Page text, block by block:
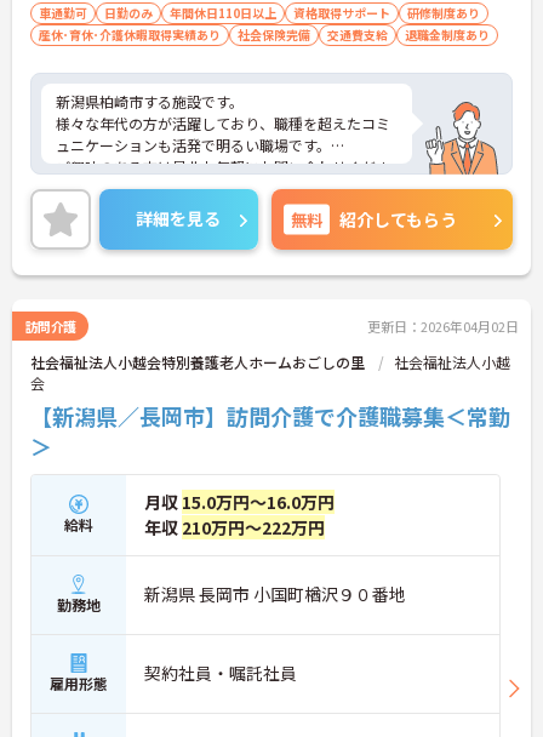
車通勤可 日勤のみ 年間休日110日以上 資格取得サポート
研修制度あり
産休･育休･介護休暇取得実績あり
社会保険完備 交通費支給 退職金制度あり
新潟県柏崎市する施設です。
様々な年代の方が活躍しており、職種を超えたコミ
ュニケーションも活発で明るい職場です。
ご興味のある方は是非お気軽にお問い合わせくださ
い。
詳細を見る 無料 紹介してもらう
訪問介護 更新日：2026年04月02日
社会福祉法人小越会特別養護老人ホームおごしの里
社会福祉法人小越
会
【新潟県／長岡市】訪問介護で介護職募集＜常勤
＞
給料
月収 15.0万円～16.0万円
年収 210万円～222万円
勤務地 新潟県 長岡市 小国町楢沢９０番地
雇用形態 契約社員・嘱託社員